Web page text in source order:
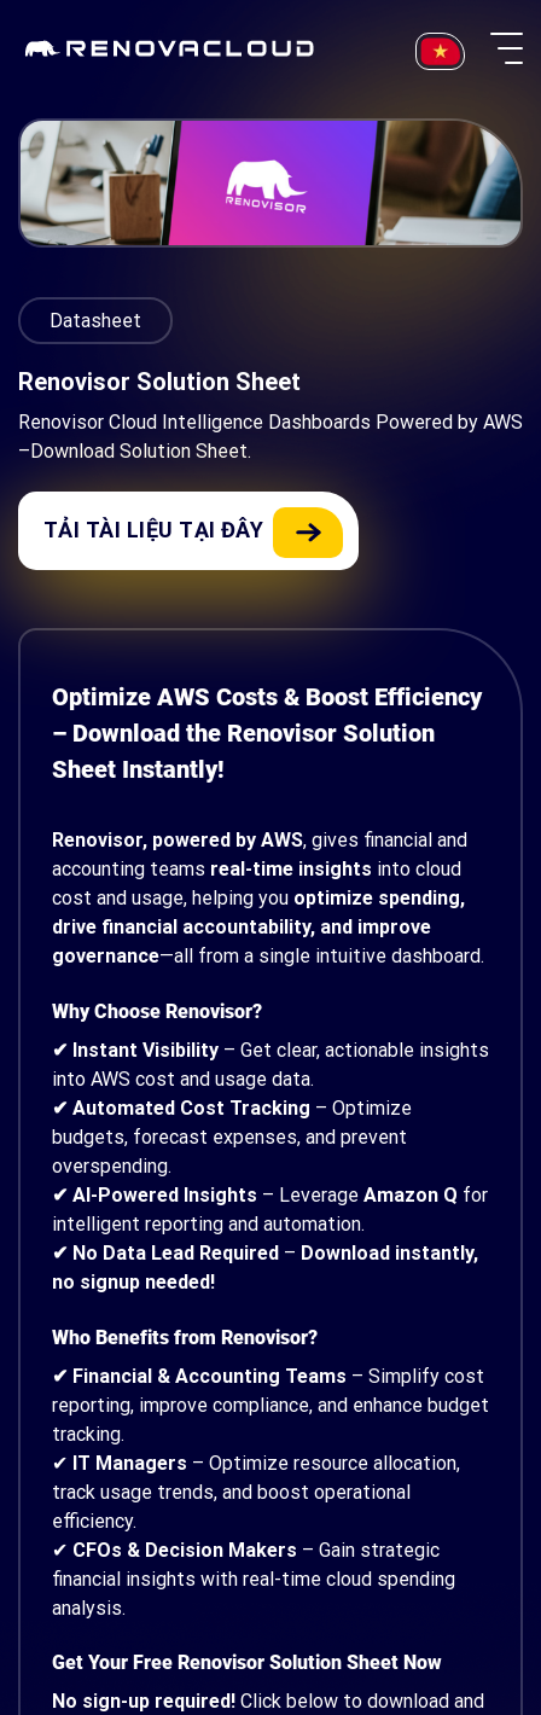
Datasheet
Renovisor Solution Sheet
Renovisor Cloud Intelligence Dashboards Powered by AWS
–Download Solution Sheet.
TẢI TÀI LIỆU TẠI ĐÂY
Optimize AWS Costs & Boost Efficiency
– Download the Renovisor Solution
Sheet Instantly!
Renovisor, powered by AWS, gives financial and
accounting teams real-time insights into cloud
cost and usage, helping you optimize spending,
drive financial accountability, and improve
governance—all from a single intuitive dashboard.
Why Choose Renovisor?
✔ Instant Visibility – Get clear, actionable insights
into AWS cost and usage data.
✔ Automated Cost Tracking – Optimize
budgets, forecast expenses, and prevent
overspending.
✔ AI-Powered Insights – Leverage Amazon Q for
intelligent reporting and automation.
✔ No Data Lead Required – Download instantly,
no signup needed!
Who Benefits from Renovisor?
✔ Financial & Accounting Teams – Simplify cost
reporting, improve compliance, and enhance budget
tracking.
✔ IT Managers – Optimize resource allocation,
track usage trends, and boost operational
efficiency.
✔ CFOs & Decision Makers – Gain strategic
financial insights with real-time cloud spending
analysis.
Get Your Free Renovisor Solution Sheet Now
No sign-up required! Click below to download and